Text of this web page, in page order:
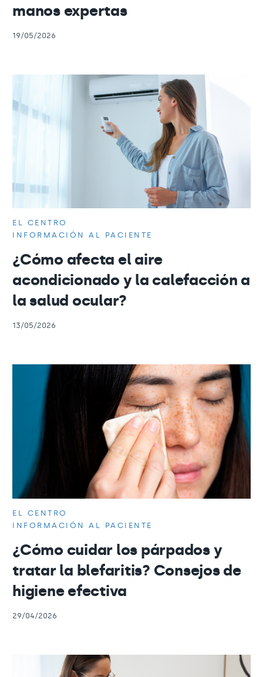
manos expertas
19/05/2026
EL CENTRO
INFORMACIÓN AL PACIENTE
¿Cómo afecta el aire
acondicionado y la calefacción a
la salud ocular?
13/05/2026
EL CENTRO
INFORMACIÓN AL PACIENTE
¿Cómo cuidar los párpados y
tratar la blefaritis? Consejos de
higiene efectiva
29/04/2026